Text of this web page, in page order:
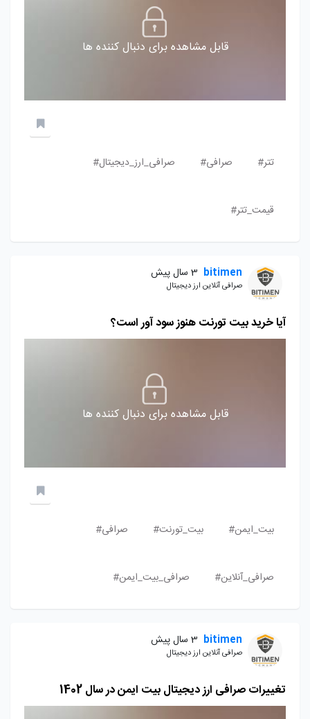
قابل مشاهده برای دنبال کننده ها
تتر# صرافی# صرافی_ارز_دیجیتال#
قیمت_تتر#
bitimen 3 سال پیش
صرافی آنلاین ارز دیجیتال
آیا خرید بیت تورنت هنوز سود آور است؟
قابل مشاهده برای دنبال کننده ها
بیت_ایمن# بیت_تورنت# صرافی#
صرافی_آنلاین# صرافی_بیت_ایمن#
bitimen 3 سال پیش
صرافی آنلاین ارز دیجیتال
تغییرات صرافی ارز دیجیتال بیت ایمن در سال 1402